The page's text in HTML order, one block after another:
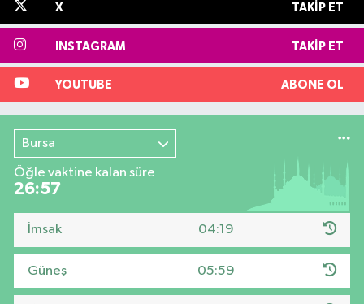
X TAKIP ET
INSTAGRAM TAKIP ET
YOUTUBE ABONE OL
Bursa
Öğle vaktine kalan süre
26:56
İmsak 04:19
Güneş 05:59